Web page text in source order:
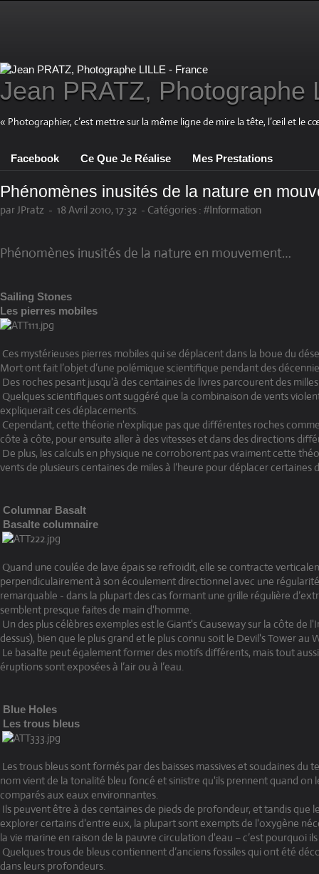
Jean PRATZ, Photographe
« Photographier, c’est mettre sur la même ligne de mire la tête, l’œil et le
Facebook Ce Que Je Réalise Mes Prestations
Phénomènes inusités de la nature en
par JPratz - 18 Avril 2010, 17:32 - Catégories : #Information
Phénomènes inusités de la nature en mouvement…
Sailing Stones
Les pierres mobiles
Ces mystérieuses pierres mobiles qui se déplacent dans la boue du
Mort ont fait l’objet d’une polémique scientifique pendant des
Des roches pesant jusqu'à des centaines de livres parcourent des
Quelques scientifiques ont suggéré que la combinaison de vents
expliquerait ces déplacements.
Cependant, cette théorie n'explique pas que différentes roches
côte à côte, pour ensuite aller à des vitesses et dans des directions
De plus, les calculs en physique ne corroborent pas vraiment cette
vents de plusieurs centaines de miles à l’heure pour déplacer certaines
Columnar Basalt
Basalte columnaire
Quand une coulée de lave épais se refroidit, elle se contracte
perpendiculairement à son écoulement directionnel avec une
remarquable - dans la plupart des cas formant une grille régulière
semblent presque faites de main d'homme.
Un des plus célèbres exemples est le Giant's Causeway sur la côte de
dessus), bien que le plus grand et le plus connu soit le Devil's Tower au
Le basalte peut également former des motifs différents, mais tout
éruptions sont exposées à l’air ou à l’eau.
Blue Holes
Les trous bleus
Les trous bleus sont formés par des baisses massives et soudaines du
nom vient de la tonalité bleu foncé et sinistre qu'ils prennent quand on
comparés aux eaux environnantes.
Ils peuvent être à des centaines de pieds de profondeur, et tandis que
explorer certains d'entre eux, la plupart sont exempts de l'oxygène
la vie marine en raison de la pauvre circulation d'eau – c’est pourquoi
Quelques trous de bleus contiennent d’anciens fossiles qui ont été
dans leurs profondeurs.